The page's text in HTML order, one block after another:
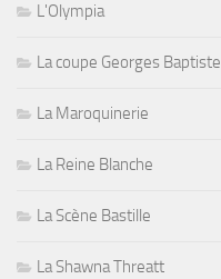
L'Olympia
La coupe Georges Baptiste
La Maroquinerie
La Reine Blanche
La Scène Bastille
La Shawna Threatt